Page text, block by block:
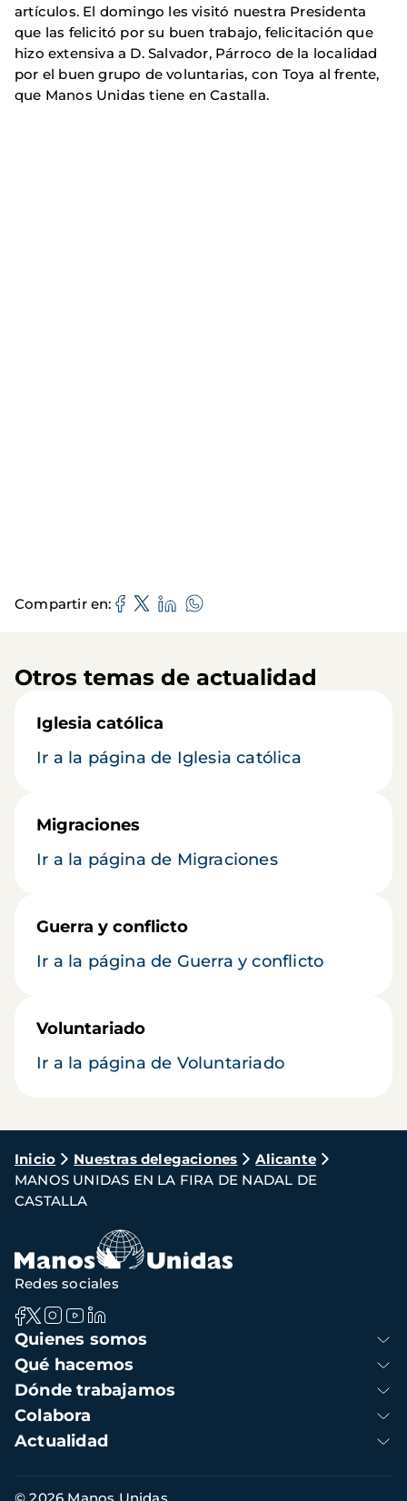
artículos. El domingo les visitó nuestra Presidenta
que las felicitó por su buen trabajo, felicitación que
hizo extensiva a D. Salvador, Párroco de la localidad
por el buen grupo de voluntarias, con Toya al frente,
que Manos Unidas tiene en Castalla.
Compartir en
Otros temas de actualidad
Iglesia católica
Ir a la página de Iglesia católica
Migraciones
Ir a la página de Migraciones
Guerra y conflicto
Ir a la página de Guerra y conflicto
Voluntariado
Ir a la página de Voluntariado
Ruta
de
navegación
Inicio Nuestras delegaciones
Alicante
MANOS UNIDAS EN LA FIRA DE NADAL DE
CASTALLA
Navegación
principal
Quienes somos
Qué hacemos
Dónde trabajamos
Colabora
Actualidad
Redes sociales
Información